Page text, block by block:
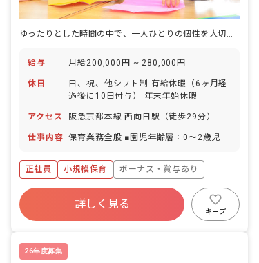
ゆったりとした時間の中で、一人ひとりの個性を大切に育む保育を始めませんか？
給与 月給200,000円 ~ 280,000円
休日
日、祝、他シフト制 有給休暇（6ヶ月経
過後に10日付与） 年末年始休暇
アクセス 阪急京都本線 西向日駅（徒歩29分）
仕事内容 保育業務全般 ■園児年齢層：0～2歳児
正社員 小規模保育
ボーナス・賞与あり
社会保険完備
有給
福利厚生充実
昇給昇進あり
産休育休制度
詳しく見る
キープ
26年度募集